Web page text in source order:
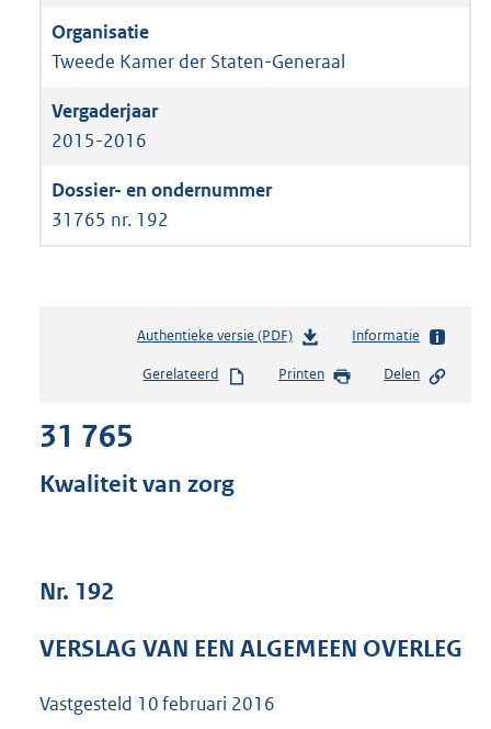
Tweede Kamer der Staten-Generaal
2015-2016
31765 nr. 192
Authentieke versie (PDF)b
s
e
Informatie
Gerelateerd Printen Delen
31 765
Kwaliteit van zorg
Nr. 192
VERSLAG VAN EEN ALGEMEEN OVERLEG
Vastgesteld 10 februari 2016